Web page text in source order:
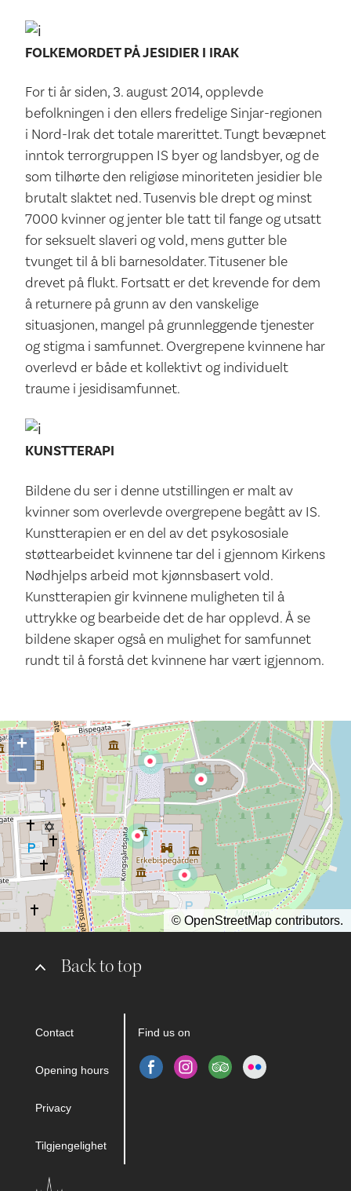
FOLKEMORDET PÅ JESIDIER I IRAK
For ti år siden, 3. august 2014, opplevde
befolkningen i den ellers fredelige Sinjar-regionen
i Nord-Irak det totale marerittet. Tungt bevæpnet
inntok terrorgruppen IS byer og landsbyer, og de
som tilhørte den religiøse minoriteten jesidier ble
brutalt slaktet ned. Tusenvis ble drept og minst
7000 kvinner og jenter ble tatt til fange og utsatt
for seksuelt slaveri og vold, mens gutter ble
tvunget til å bli barnesoldater. Titusener ble
drevet på flukt. Fortsatt er det krevende for dem
å returnere på grunn av den vanskelige
situasjonen, mangel på grunnleggende tjenester
og stigma i samfunnet. Overgrepene kvinnene har
overlevd er både et kollektivt og individuelt
traume i jesidisamfunnet.
KUNSTTERAPI
Bildene du ser i denne utstillingen er malt av
kvinner som overlevde overgrepene begått av IS.
Kunstterapien er en del av det psykososiale
støttearbeidet kvinnene tar del i gjennom Kirkens
Nødhjelps arbeid mot kjønnsbasert vold.
Kunstterapien gir kvinnene muligheten til å
uttrykke og bearbeide det de har opplevd. Å se
bildene skaper også en mulighet for samfunnet
rundt til å forstå det kvinnene har vært igjennom.
Back to top
Contact
Opening hours
Privacy
Tilgjengelighet
Find us on
+
−
© OpenStreetMap contributors.